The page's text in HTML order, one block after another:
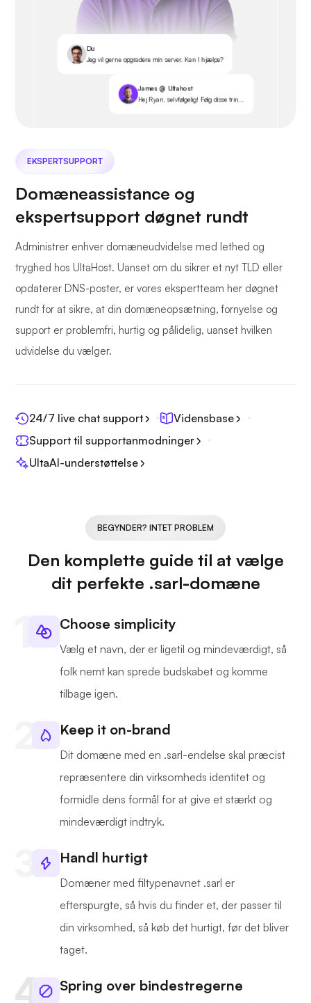
Du
Jeg vil gerne opgradere min server. Kan I hjælpe?
James @ Ultahost
Hej Ryan, selvfølgelig! Følg disse trin...
EKSPERTSUPPORT
Domæneassistance og
ekspertsupport døgnet rundt
Administrer enhver domæneudvidelse med lethed og
tryghed hos UltaHost. Uanset om du sikrer et nyt TLD eller
opdaterer DNS-poster, er vores ekspertteam her døgnet
rundt for at sikre, at din domæneopsætning, fornyelse og
support er problemfri, hurtig og pålidelig, uanset hvilken
udvidelse du vælger.
24/7 live chat support
Vidensbase
Support til supportanmodninger
UltaAI-understøttelse
BEGYNDER? INTET PROBLEM
Den komplette guide til at vælge
dit perfekte .sarl-domæne
Choose simplicity
Vælg et navn, der er ligetil og mindeværdigt, så
folk nemt kan sprede budskabet og komme
tilbage igen.
Keep it on-brand
Dit domæne med en .sarl-endelse skal præcist
repræsentere din virksomheds identitet og
formidle dens formål for at give et stærkt og
mindeværdigt indtryk.
Handl hurtigt
Domæner med filtypenavnet .sarl er
efterspurgte, så hvis du finder et, der passer til
din virksomhed, så køb det hurtigt, før det bliver
taget.
Spring over bindestregerne